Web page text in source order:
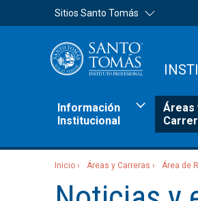
Sitios Santo Tomás
Información
Institucional
Áreas
Sitios Santo Tomás
Inicio Áreas y Carreras Área de